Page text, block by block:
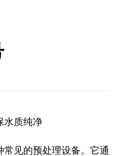
水质纯净
见的预处理设备。它通